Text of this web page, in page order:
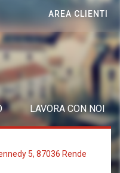
AREA CLIENTI
LAVORA CON NOI
5, 87036 Rende